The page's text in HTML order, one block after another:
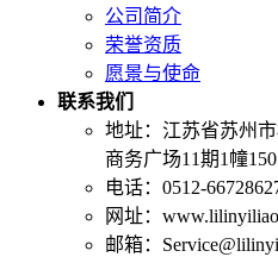
公司简介
荣誉资质
愿景与使命
联系我们
地址：江苏省苏州
商务广场11期1幢
电话：0512-
网址：
邮箱：